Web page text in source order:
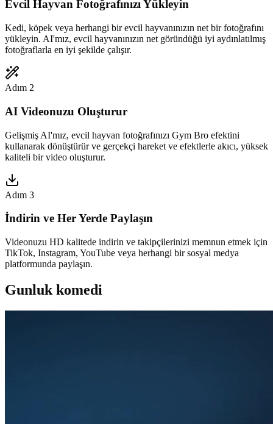
Evcil Hayvan Fotoğrafınızı Yükleyin
Kedi, köpek veya herhangi bir evcil hayvanınızın net bir fotoğrafını
yükleyin. AI'mız, evcil hayvanınızın net göründüğü iyi aydınlatılmış
fotoğraflarla en iyi şekilde çalışır.
Adım 2
AI Videonuzu Oluşturur
Gelişmiş AI'mız, evcil hayvan fotoğrafınızı Gym Bro efektini
kullanarak dönüştürür ve gerçekçi hareket ve efektlerle akıcı, yüksek
kaliteli bir video oluşturur.
Adım 3
İndirin ve Her Yerde Paylaşın
Videonuzu HD kalitede indirin ve takipçilerinizi memnun etmek için
TikTok, Instagram, YouTube veya herhangi bir sosyal medya
platformunda paylaşın.
Gunluk komedi